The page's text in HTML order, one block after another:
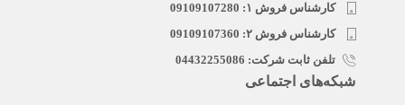
کارشناس فروش ۱: 09109107280
کارشناس فروش ۲: 09109107360
تلفن ثابت شرکت: 04432255086
شبکه‌های اجتماعی